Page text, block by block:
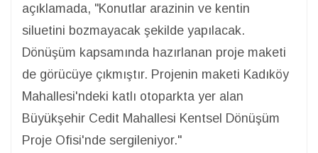
açıklamada, "Konutlar arazinin ve kentin
siluetini bozmayacak şekilde yapılacak.
Dönüşüm kapsamında hazırlanan proje maketi
de görücüye çıkmıştır. Projenin maketi Kadıköy
Mahallesi'ndeki katlı otoparkta yer alan
Büyükşehir Cedit Mahallesi Kentsel Dönüşüm
Proje Ofisi'nde sergileniyor."